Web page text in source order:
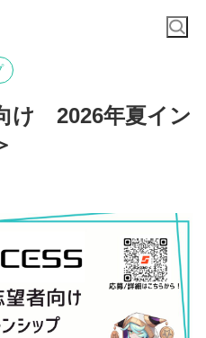
け 2026年夏イン